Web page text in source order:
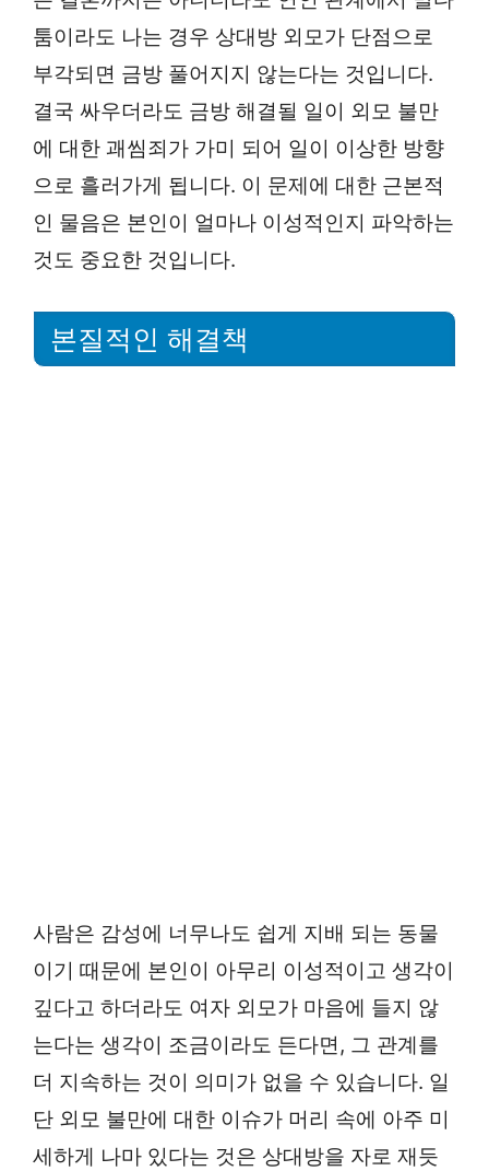
툼이라도 나는 경우 상대방 외모가 단점으로
부각되면 금방 풀어지지 않는다는 것입니다.
결국 싸우더라도 금방 해결될 일이 외모 불만
에 대한 괘씸죄가 가미 되어 일이 이상한 방향
으로 흘러가게 됩니다. 이 문제에 대한 근본적
인 물음은 본인이 얼마나 이성적인지 파악하는
것도 중요한 것입니다.
본질적인 해결책
사람은 감성에 너무나도 쉽게 지배 되는 동물
이기 때문에 본인이 아무리 이성적이고 생각이
깊다고 하더라도 여자 외모가 마음에 들지 않
는다는 생각이 조금이라도 든다면, 그 관계를
더 지속하는 것이 의미가 없을 수 있습니다. 일
단 외모 불만에 대한 이슈가 머리 속에 아주 미
세하게 나마 있다는 것은 상대방을 자로 재듯